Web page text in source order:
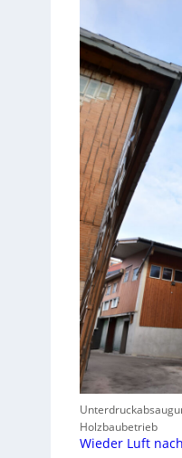
Holzbaubetrieb
Wieder Luft